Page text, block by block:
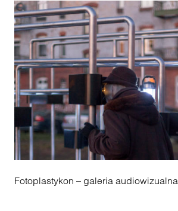
Fotoplastykon – galeria audiowizualna